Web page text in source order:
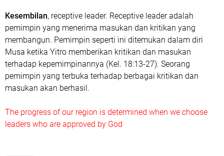
Kesembilan, receptive leader. Receptive leader adalah
pemimpin yang menerima masukan dan kritikan yang
membangun. Pemimpin seperti ini ditemukan dalam diri
Musa ketika Yitro memberikan kritikan dan masukan
terhadap kepemimpinannya (Kel. 18:13-27). Seorang
pemimpin yang terbuka terhadap berbagai kritikan dan
masukan akan berhasil.
The progress of our region is determined when we choose
leaders who are approved by God